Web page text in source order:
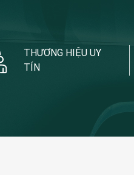
THƯƠNG HIỆU UY
TÍN